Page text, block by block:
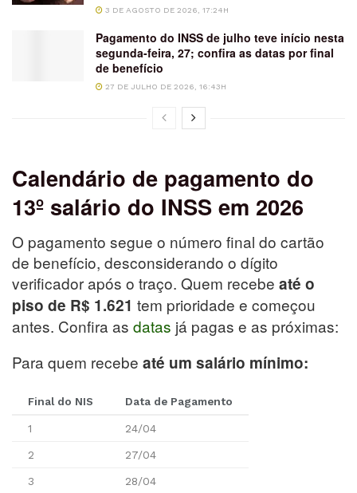
3 DE AGOSTO DE 2026, 17:24H
Pagamento do INSS de julho teve início nesta
segunda-feira, 27; confira as datas por final
de benefício
27 DE JULHO DE 2026, 16:43H
Calendário de pagamento do
13º salário do INSS em 2026
O pagamento segue o número final do cartão
de benefício, desconsiderando o dígito
verificador após o traço. Quem recebe até o
piso de R$ 1.621 tem prioridade e começou
antes. Confira as datas já pagas e as próximas:
Para quem recebe até um salário mínimo:
Final do NIS Data de Pagamento
1 24/04
2 27/04
3 28/04